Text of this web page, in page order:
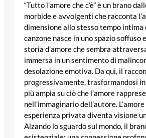
“Tutto l’amore che c’è” è un brano
morbide e avvolgenti che racconta
dimensione allo stesso tempo intima
canzone nasce in uno spazio soffuso
storia d’amore che sembra
immersa in un sentimento di
desolazione emotiva. Da qui, il
progressivamente, trasformandosi
più ampia su ciò che l’amore
nell’immaginario dell’autore.
esperienza privata diventa visione
Alzando lo sguardo sul mondo, il